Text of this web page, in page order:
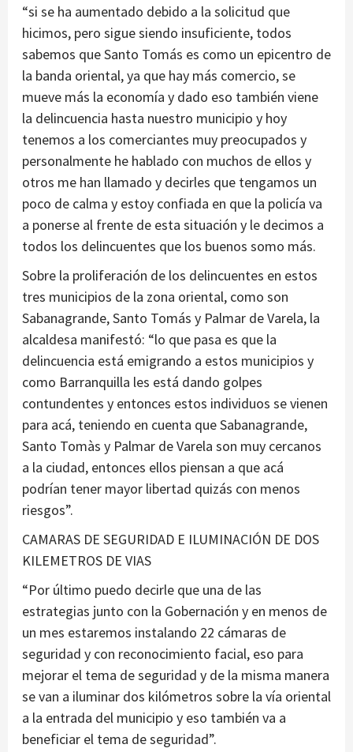
“si se ha aumentado debido a la solicitud que
hicimos, pero sigue siendo insuficiente, todos
sabemos que Santo Tomás es como un epicentro de
la banda oriental, ya que hay más comercio, se
mueve más la economía y dado eso también viene
la delincuencia hasta nuestro municipio y hoy
tenemos a los comerciantes muy preocupados y
personalmente he hablado con muchos de ellos y
otros me han llamado y decirles que tengamos un
poco de calma y estoy confiada en que la policía va
a ponerse al frente de esta situación y le decimos a
todos los delincuentes que los buenos somo más.
Sobre la proliferación de los delincuentes en estos
tres municipios de la zona oriental, como son
Sabanagrande, Santo Tomás y Palmar de Varela, la
alcaldesa manifestó: “lo que pasa es que la
delincuencia está emigrando a estos municipios y
como Barranquilla les está dando golpes
contundentes y entonces estos individuos se vienen
para acá, teniendo en cuenta que Sabanagrande,
Santo Tomàs y Palmar de Varela son muy cercanos
a la ciudad, entonces ellos piensan a que acá
podrían tener mayor libertad quizás con menos
riesgos”.
CAMARAS DE SEGURIDAD E ILUMINACIÓN DE DOS
KILEMETROS DE VIAS
“Por último puedo decirle que una de las
estrategias junto con la Gobernación y en menos de
un mes estaremos instalando 22 cámaras de
seguridad y con reconocimiento facial, eso para
mejorar el tema de seguridad y de la misma manera
se van a iluminar dos kilómetros sobre la vía oriental
a la entrada del municipio y eso también va a
beneficiar el tema de seguridad”.